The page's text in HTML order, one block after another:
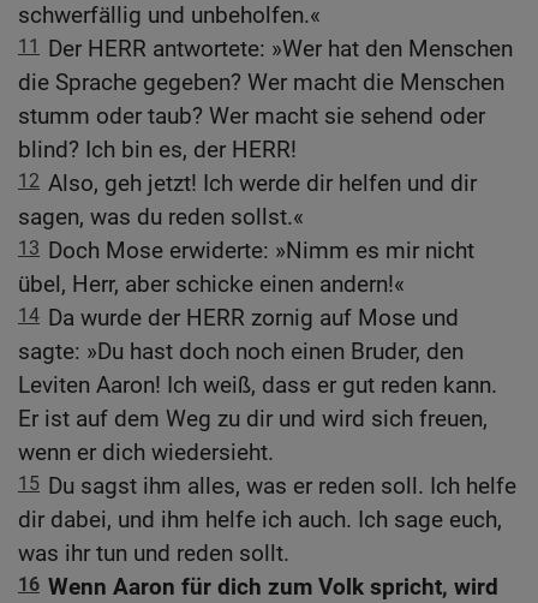
schwerfällig und unbeholfen.«
11
Der HERR antwortete: »Wer hat den Menschen
die Sprache gegeben? Wer macht die Menschen
stumm oder taub? Wer macht sie sehend oder
blind? Ich bin es, der HERR!
12 Also, geh jetzt! Ich werde dir helfen und dir
sagen, was du reden sollst.«
13 Doch Mose erwiderte: »Nimm es mir nicht
übel, Herr, aber schicke einen andern!«
14 Da wurde der HERR zornig auf Mose und
sagte: »Du hast doch noch einen Bruder, den
Leviten Aaron! Ich weiß, dass er gut reden kann.
Er ist auf dem Weg zu dir und wird sich freuen,
wenn er dich wiedersieht.
15 Du sagst ihm alles, was er reden soll. Ich helfe
dir dabei, und ihm helfe ich auch. Ich sage euch,
was ihr tun und reden sollt.
16 Wenn Aaron für dich zum Volk spricht, wird